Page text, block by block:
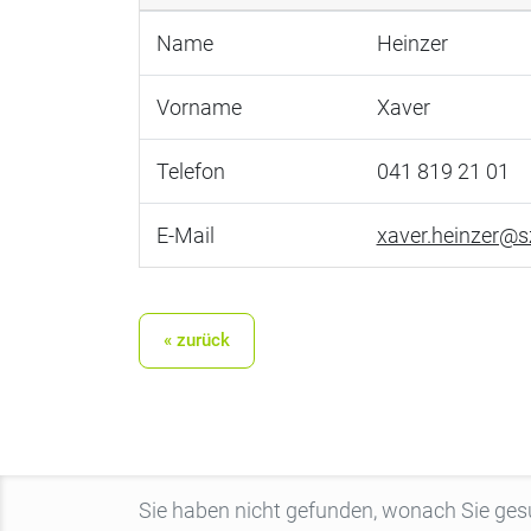
Name Heinzer
Vorname Xaver
Telefon 041 819 21 01
E-Mail
« zurück